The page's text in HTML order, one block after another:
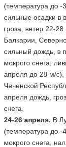
(температура до -
сильные осадки в
гроза, ветер 22-
Балкарии,
сильный дождь, в
мокрого снега,
апреля до 28 м/с),
Чеченской
апреля дождь,
снега.
24-26 апреля. В
(температура до -
мокрого снега,